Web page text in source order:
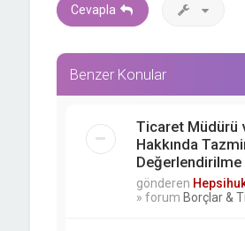
Cevapla
Benzer Konular
Ticaret Müdürü
Hakkında
Değerlendirilme
gönderen
» forum Borçlar &